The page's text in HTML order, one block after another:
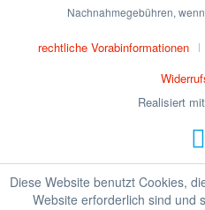
Nachnahmegebühren,
rechtliche Vorabinformationen
Realisiert
Diese Website benutzt Cookies,
Website erforderlich sind und